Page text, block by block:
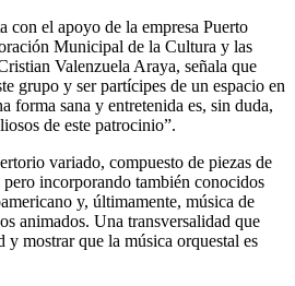
con el apoyo de la empresa Puerto
Municipal de la Cultura y las
Valenzuela Araya, señala que
grupo y ser partícipes de un espacio en
forma sana y entretenida es, sin duda,
de este patrocinio”.
variado, compuesto de piezas de
incorporando también conocidos
y, últimamente, música de
animados. Una transversalidad que
y mostrar que la música orquestal es